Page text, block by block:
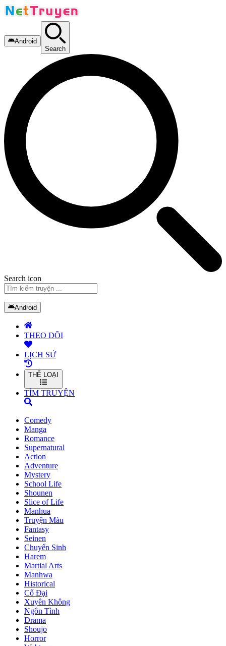
Android
Search
Search icon
Android
THEO DÕI
LỊCH SỬ
THỂ LOẠI
TÌM TRUYỆN
Comedy
Manga
Romance
Supernatural
Action
Adventure
Mystery
School Life
Shounen
Slice of Life
Manhua
Truyện Màu
Fantasy
Seinen
Chuyển Sinh
Harem
Martial Arts
Manhwa
Historical
Cổ Đại
Xuyên Không
Ngôn Tình
Drama
Shoujo
Horror